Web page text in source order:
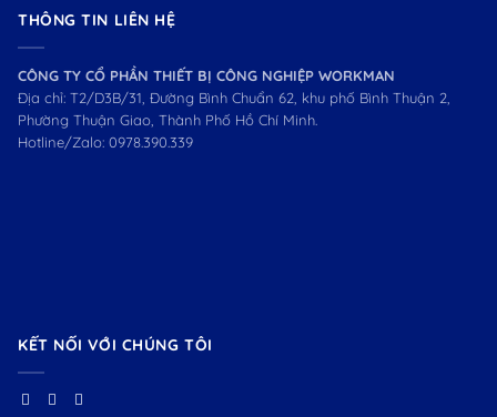
THÔNG TIN LIÊN HỆ
CÔNG TY CỔ PHẦN THIẾT BỊ CÔNG NGHIỆP WORKMAN
Địa chỉ: T2/D3B/31, Đường Bình Chuẩn 62, khu phố Bình Thuận 2,
Phường Thuận Giao, Thành Phố Hồ Chí Minh.
Hotline/Zalo: 0978.390.339
KẾT NỐI VỚI CHÚNG TÔI